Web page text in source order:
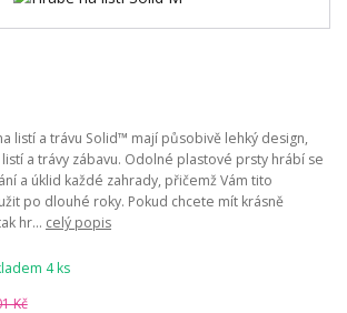
listí a trávu Solid™ mají působivě lehký design,
a trávy zábavu. Odolné plastové prsty hrábí se
a úklid každé zahrady, přičemž Vám tito
po dlouhé roky. Pokud chcete mít krásně
hr... celý popis
4 ks
Kč